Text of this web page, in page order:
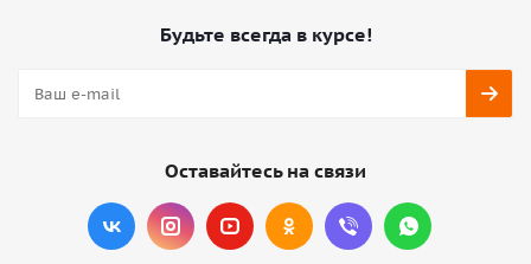
Будьте всегда в курсе!
Оставайтесь на связи